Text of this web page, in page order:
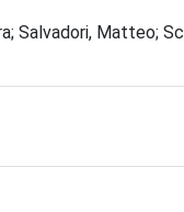
Salvadori, Matteo;